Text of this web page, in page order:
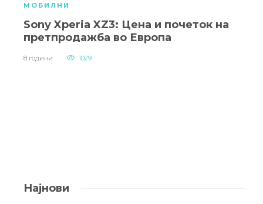
МОБИЛНИ
Sony Xperia XZ3: Цена и почеток на
претпродажба во Европа
8 години 1029
Најнови